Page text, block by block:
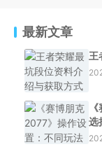
最新文章
王
选